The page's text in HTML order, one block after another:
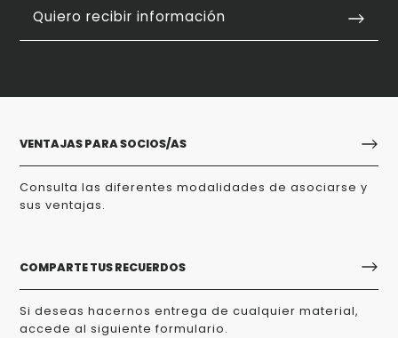
Quiero recibir información
VENTAJAS PARA SOCIOS/AS
Consulta las diferentes modalidades de asociarse y
sus ventajas.
COMPARTE TUS RECUERDOS
Si deseas hacernos entrega de cualquier material,
accede al siguiente formulario.